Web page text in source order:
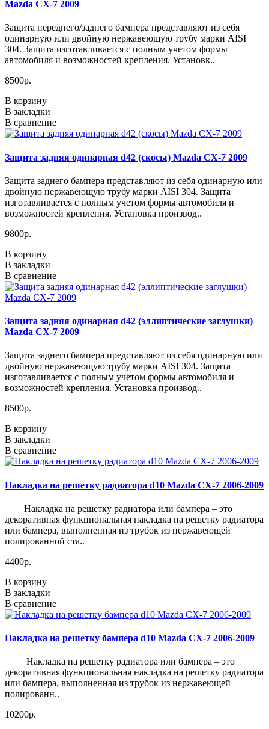
Mazda CX-7 2009
Защита переднего/заднего бампера представляют из себя
одинарную или двойную нержавеющую трубу марки AISI
304. Защита изготавливается с полным учетом формы
автомобиля и возможностей крепления. Установк..
8500р.
В корзину
В закладки
В сравнение
Защита задняя одинарная d42 (скосы) Mazda CX-7 2009
Защита заднего бампера представляют из себя одинарную или
двойную нержавеющую трубу марки AISI 304. Защита
изготавливается с полным учетом формы автомобиля и
возможностей крепления. Установка производ..
9800р.
В корзину
В закладки
В сравнение
Защита задняя одинарная d42 (эллиптические заглушки)
Mazda CX-7 2009
Защита заднего бампера представляют из себя одинарную или
двойную нержавеющую трубу марки AISI 304. Защита
изготавливается с полным учетом формы автомобиля и
возможностей крепления. Установка производ..
8500р.
В корзину
В закладки
В сравнение
Накладка на решетку радиатора d10 Mazda CX-7 2006-2009
Накладка на решетку радиатора или бампера – это
декоративная функциональная накладка на решетку радиатора
или бампера, выполненная из трубок из нержавеющей
полированной ста..
4400р.
В корзину
В закладки
В сравнение
Накладка на решетку бампера d10 Mazda CX-7 2006-2009
Накладка на решетку радиатора или бампера – это
декоративная функциональная накладка на решетку радиатора
или бампера, выполненная из трубок из нержавеющей
полированн..
10200р.